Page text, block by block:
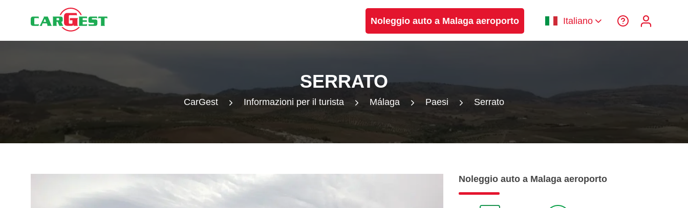
Noleggio auto a Malaga aeroporto Italiano
SERRATO
CarGest Informazioni per il turista Málaga Paesi Serrato
Noleggio auto a Malaga aeroporto